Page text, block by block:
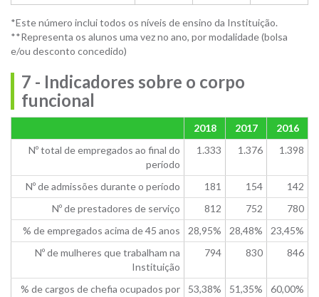
*Este número inclui todos os níveis de ensino da Instituição.
**Representa os alunos uma vez no ano, por modalidade (bolsa
e/ou desconto concedido)
7 - Indicadores sobre o corpo
funcional
2018 2017
2016
Nº total de empregados ao final do
período
1.333 1.376 1.398
Nº de admissões durante o período 181 154
142
Nº de prestadores de serviço
812 752
780
% de empregados acima de 45 anos
28,95% 28,48%
23,45%
Nº de mulheres que trabalham na
Instituição
794 830 846
% de cargos de chefia ocupados por
53,38% 51,35% 60,00%